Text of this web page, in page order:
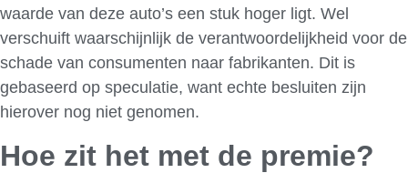
waarde van deze auto’s een stuk hoger ligt. Wel
verschuift waarschijnlijk de verantwoordelijkheid voor de
schade van consumenten naar fabrikanten. Dit is
gebaseerd op speculatie, want echte besluiten zijn
hierover nog niet genomen.
Hoe zit het met de premie?